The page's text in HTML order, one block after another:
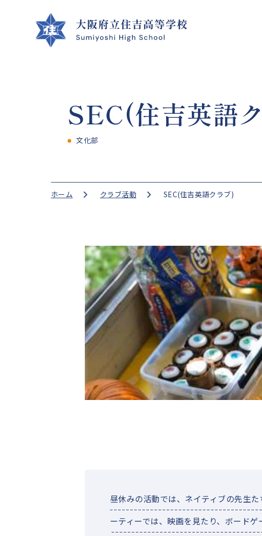
学校案内
学校生活
進路指導
クラブ活動
SEC(住吉英語
文化部
ホーム クラブ活動 SEC(住吉英語クラブ)
昼休みの活動では、ネイティブの先生
ーティーでは、映画を見たり、ボード